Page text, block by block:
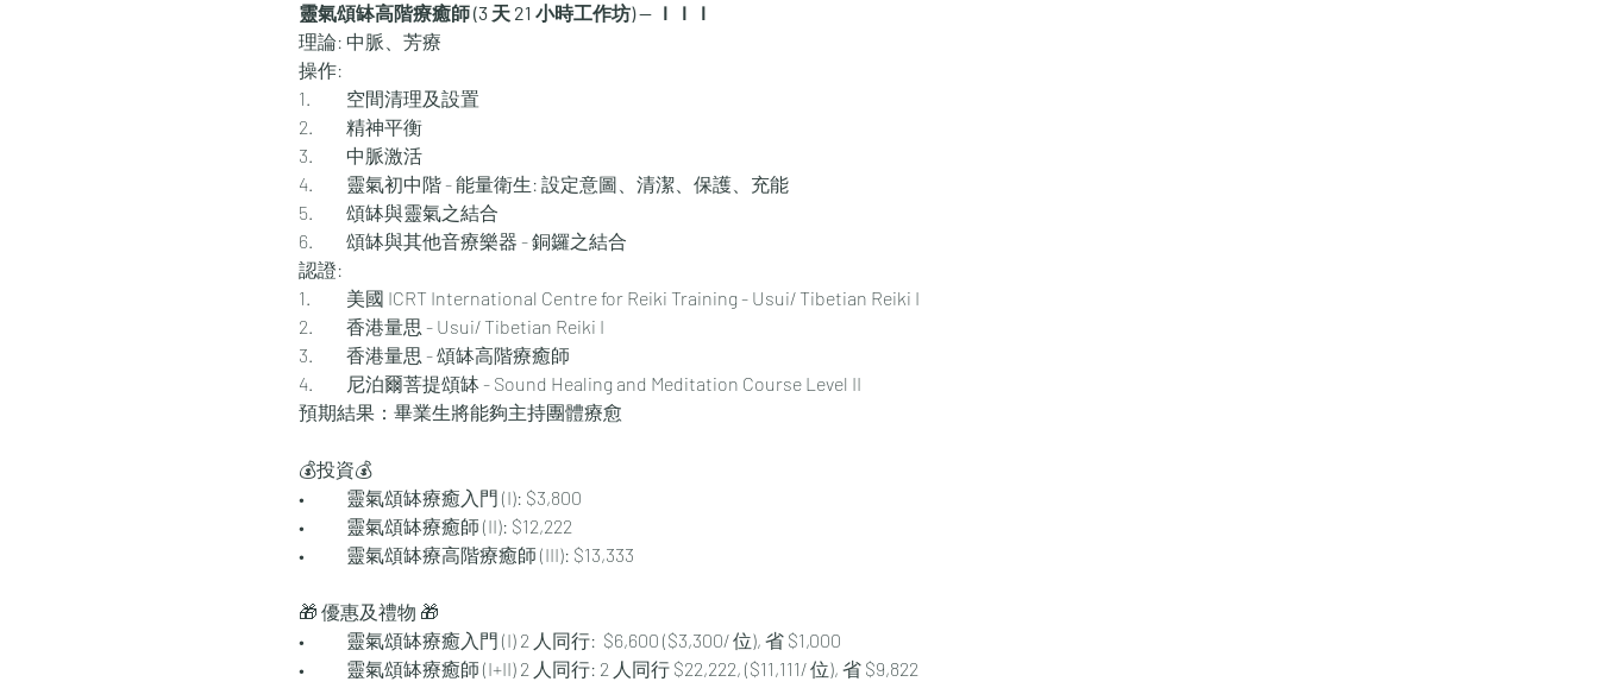
靈氣頌缽高階療癒師 (3 天 21 小時工作坊) — ＩＩＩ
理論: 中脈、芳療
操作:
1.	空間清理及設置
2.	精神平衡
3.	中脈激活
4.	靈氣初中階 - 能量衛生: 設定意圖、清潔、保護、充能
5.	頌缽與靈氣之結合
6.	頌缽與其他音療樂器 - 銅鑼之結合
認證:
1.	美國 ICRT International Centre for Reiki Training - Usui/ Tibetian Reiki I
2.	香港量思 - Usui/ Tibetian Reiki I
3.	香港量思 - 頌缽高階療癒師
4.	尼泊爾菩提頌缽 - Sound Healing and Meditation Course Level II
預期結果：畢業生將能夠主持團體療愈
💰投資💰
•	靈氣頌缽療癒入門 (I): $3,800
•	靈氣頌缽療癒師 (II): $12,222
•	靈氣頌缽療高階療癒師 (III): $13,333
🎁 優惠及禮物 🎁
•	靈氣頌缽療癒入門 (I) 2 人同行:  $6,600 ($3,300/ 位), 省 $1,000
•	靈氣頌缽療癒師 (I+II) 2 人同行: 2 人同行 $22,222, ($11,111/ 位), 省 $9,822